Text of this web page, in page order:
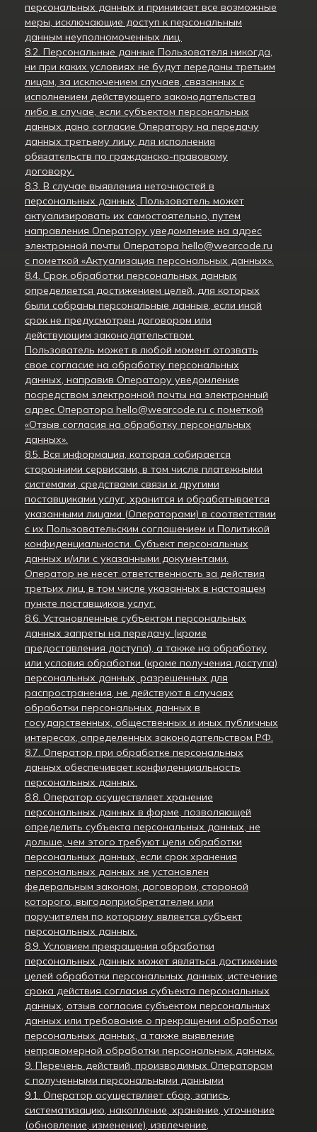
персональных данных и принимает все возможные
меры, исключающие доступ к персональным
данным неуполномоченных лиц.
8.2. Персональные данные Пользователя никогда,
ни при каких условиях не будут переданы третьим
лицам, за исключением случаев, связанных с
исполнением действующего законодательства
либо в случае, если субъектом персональных
данных дано согласие Оператору на передачу
данных третьему лицу для исполнения
обязательств по гражданско-правовому
договору.
8.3. В случае выявления неточностей в
персональных данных, Пользователь может
актуализировать их самостоятельно, путем
направления Оператору уведомление на адрес
электронной почты Оператора hello@wearcode.ru
с пометкой «Актуализация персональных данных».
8.4. Срок обработки персональных данных
определяется достижением целей, для которых
были собраны персональные данные, если иной
срок не предусмотрен договором или
действующим законодательством.
Пользователь может в любой момент отозвать
свое согласие на обработку персональных
данных, направив Оператору уведомление
посредством электронной почты на электронный
адрес Оператора hello@wearcode.ru с пометкой
«Отзыв согласия на обработку персональных
данных».
8.5. Вся информация, которая собирается
сторонними сервисами, в том числе платежными
системами, средствами связи и другими
поставщиками услуг, хранится и обрабатывается
указанными лицами (Операторами) в соответствии
с их Пользовательским соглашением и Политикой
конфиденциальности. Субъект персональных
данных и/или с указанными документами.
Оператор не несет ответственность за действия
третьих лиц, в том числе указанных в настоящем
пункте поставщиков услуг.
8.6. Установленные субъектом персональных
данных запреты на передачу (кроме
предоставления доступа), а также на обработку
или условия обработки (кроме получения доступа)
персональных данных, разрешенных для
распространения, не действуют в случаях
обработки персональных данных в
государственных, общественных и иных публичных
интересах, определенных законодательством РФ.
8.7. Оператор при обработке персональных
данных обеспечивает конфиденциальность
персональных данных.
8.8. Оператор осуществляет хранение
персональных данных в форме, позволяющей
определить субъекта персональных данных, не
дольше, чем этого требуют цели обработки
персональных данных, если срок хранения
персональных данных не установлен
федеральным законом, договором, стороной
которого, выгодоприобретателем или
поручителем по которому является субъект
персональных данных.
8.9. Условием прекращения обработки
персональных данных может являться достижение
целей обработки персональных данных, истечение
срока действия согласия субъекта персональных
данных, отзыв согласия субъектом персональных
данных или требование о прекращении обработки
персональных данных, а также выявление
неправомерной обработки персональных данных.
9. Перечень действий, производимых Оператором
с полученными персональными данными
9.1. Оператор осуществляет сбор, запись,
систематизацию, накопление, хранение, уточнение
(обновление, изменение), извлечение,